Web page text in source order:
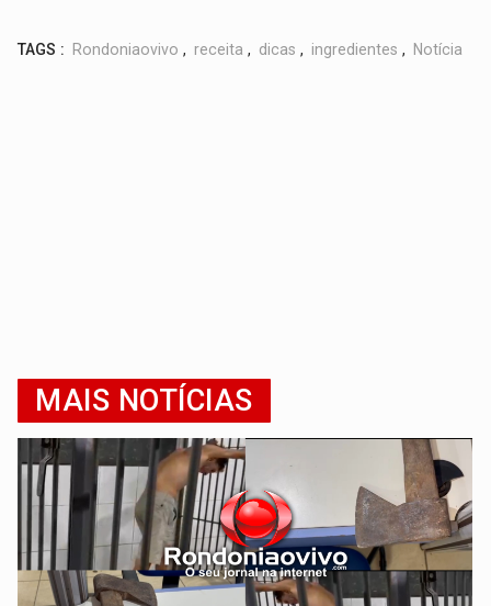
TAGS : Rondoniaovivo , receita , dicas , ingredientes , Notícia
MAIS NOTÍCIAS